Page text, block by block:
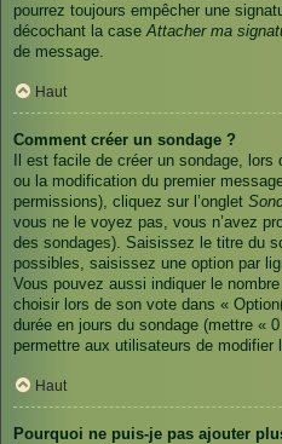
pourrez toujours empêcher une
décochant la caseAttacher ma
de message.
Haut
Comment créer un sondage ?
Il est facile de créer un sondage,
ou la modification du premier
permissions), cliquez sur l’onglet
vous ne le voyez pas, vous n’avez
des sondages). Saisissez le titre du
possibles, saisissez une option par
Vous pouvez aussi indiquer le
choisir lors de son vote dans «
durée en jours du sondage (mettre «
permettre aux utilisateurs de modifier
Haut
Pourquoi ne puis-je pas ajouter